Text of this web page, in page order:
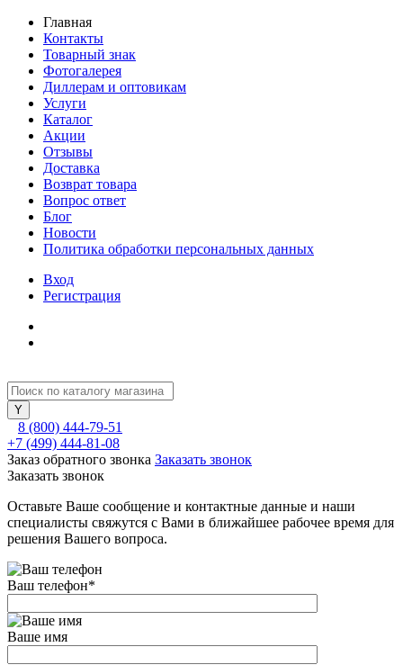
Главная
Контакты
Товарный знак
Фотогалерея
Диллерам и оптовикам
Услуги
Каталог
Акции
Отзывы
Доставка
Возврат товара
Вопрос ответ
Блог
Новости
Политика обработки персональных данных
Вход
Регистрация
8 (800) 444-79-51
+7 (499) 444-81-08
Заказ обратного звонка Заказать звонок
Заказать звонок
Оставьте Ваше сообщение и контактные данные и наши
специалисты свяжутся с Вами в ближайшее рабочее время для
решения Вашего вопроса.
Ваш телефон*
Ваше имя